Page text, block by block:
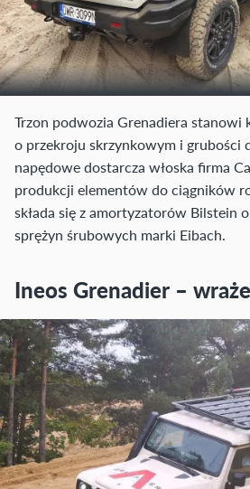
Trzon podwozia Grenadiera stanowi
o przekroju skrzynkowym i grubości
napędowe dostarcza włoska firma
produkcji elementów do ciągników
składa się z amortyzatorów Bilstein
sprężyn śrubowych marki Eibach.
Ineos Grenadier –